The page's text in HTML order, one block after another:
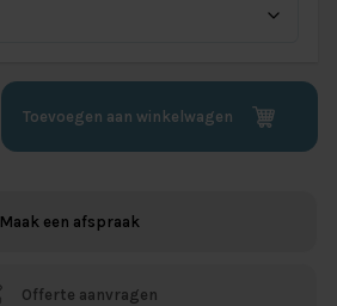
Toevoegen aan winkelwagen
Maak een afspraak
Offerte aanvragen